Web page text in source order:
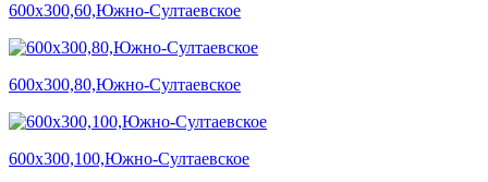
600х300,60,Южно-Султаевское
600х300,80,Южно-Султаевское
600х300,100,Южно-Султаевское